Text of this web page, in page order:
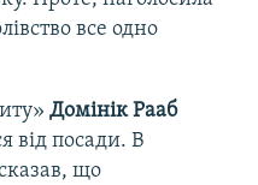
все одно
Домінік Рааб
від посади. В
що